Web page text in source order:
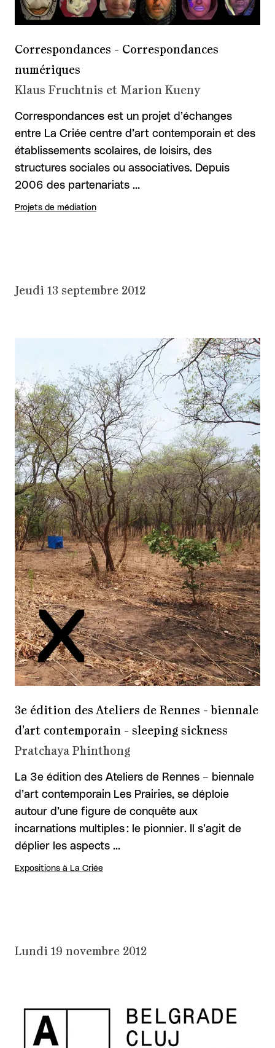
Correspondances - Correspondances
numériques
Klaus Fruchtnis et Marion Kueny
Correspondances est un projet d’échanges
entre La Criée centre d’art contemporain et des
établissements scolaires, de loisirs, des
structures sociales ou associatives. Depuis
2006 des partenariats …
Projets de médiation
Jeudi 13 septembre 2012
3e édition des Ateliers de Rennes - biennale
d’art contemporain - sleeping sickness
Pratchaya Phinthong
La 3e édition des Ateliers de Rennes – biennale
d’art contemporain Les Prairies, se déploie
autour d’une figure de conquête aux
incarnations multiples : le pionnier. Il s’agit de
déplier les aspects …
Expositions à La Criée
Lundi 19 novembre 2012